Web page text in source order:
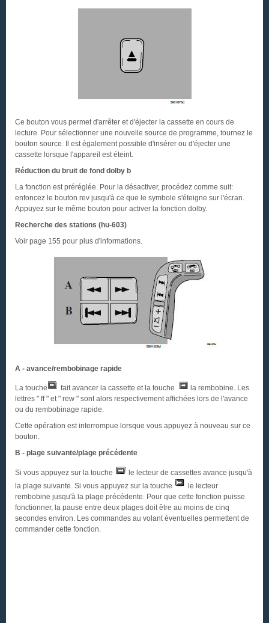
Ce bouton vous permet d'arrêter et d'éjecter la cassette en cours de
lecture. Pour sélectionner une nouvelle source de programme, tournez le
bouton source. Il est également possible d'insérer ou d'éjecter une
cassette lorsque l'appareil est éteint.
Réduction du bruit de fond dolby b
La fonction est préréglée. Pour la désactiver, procédez comme suit:
enfoncez le bouton rev jusqu'à ce que le symbole s'éteigne sur l'écran.
Appuyez sur le même bouton pour activer la fonction dolby.
Recherche des stations (hu-603)
Voir page 155 pour plus d'informations.
A - avance/rembobinage rapide
La touche fait avancer la cassette et la touche
la rembobine. Les
lettres " ff " et " rew " sont alors respectivement affichées lors de l'avance
ou du rembobinage rapide.
Cette opération est interrompue lorsque vous appuyez à nouveau sur ce
bouton.
B - plage suivante/plage précédente
Si vous appuyez sur la touche
le lecteur de cassettes avance jusqu'à
la plage suivante. Si vous appuyez sur la touche
le lecteur
rembobine jusqu'à la plage précédente. Pour que cette fonction puisse
fonctionner, la pause entre deux plages doit être au moins de cinq
secondes environ. Les commandes au volant éventuelles permettent de
commander cette fonction.